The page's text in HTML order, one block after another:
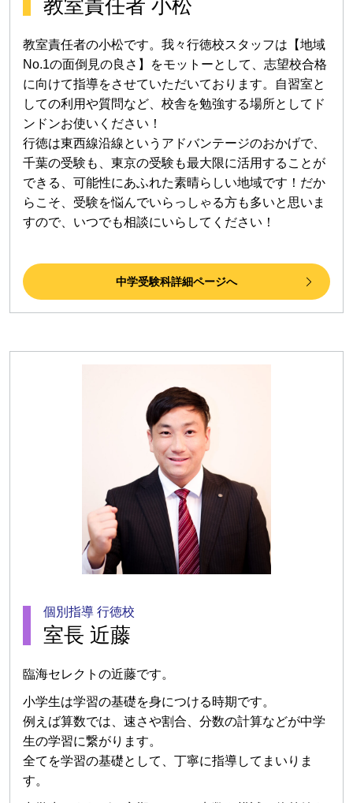
教室責任者 小松
教室責任者の小松です。我々行徳校スタッフは【地域
No.1の面倒見の良さ】をモットーとして、志望校合格
に向けて指導をさせていただいております。自習室と
しての利用や質問など、校舎を勉強する場所としてド
ンドンお使いください！
行徳は東西線沿線というアドバンテージのおかげで、
千葉の受験も、東京の受験も最大限に活用することが
できる、可能性にあふれた素晴らしい地域です！だか
らこそ、受験を悩んでいらっしゃる方も多いと思いま
すので、いつでも相談にいらしてください！
中学受験科詳細ページへ
個別指導 行徳校
室長 近藤
臨海セレクトの近藤です。
小学生は学習の基礎を身につける時期です。
例えば算数では、速さや割合、分数の計算などが中学
生の学習に繋がります。
全てを学習の基礎として、丁寧に指導してまいりま
す。